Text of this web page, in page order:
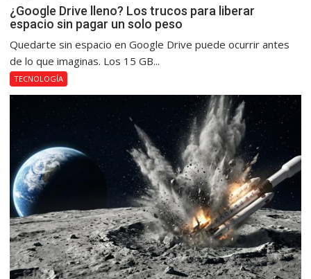
¿Google Drive lleno? Los trucos para liberar
espacio sin pagar un solo peso
Quedarte sin espacio en Google Drive puede ocurrir antes
de lo que imaginas. Los 15 GB...
TECNOLOGÍA